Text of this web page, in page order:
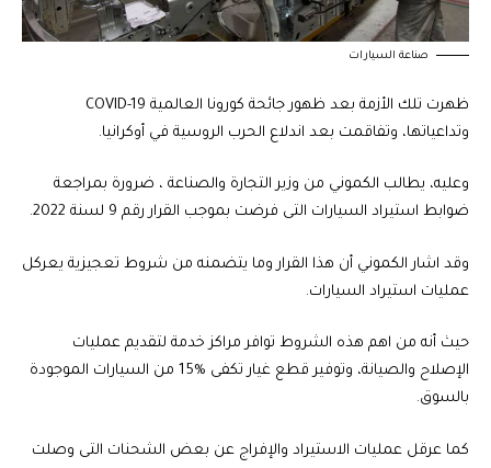
صناعة السيارات
ظهرت تلك الأزمة بعد ظهور جائحة كورونا العالمية COVID-19
وتداعياتها، وتفاقمت بعد اندلاع الحرب الروسية في أوكرانيا.
وعليه، يطالب الكموني من وزير التجارة والصناعة ، ضرورة بمراجعة
ضوابط استيراد السيارات التى فرضت بموجب القرار رقم 9 لسنة 2022.
وقد اشار الكموني أن هذا القرار وما يتضمنه من شروط تعجيزية يعركل
عمليات استيراد السيارات.
حيث أنه من اهم هذه الشروط توافر مراكز خدمة لتقديم عمليات
الإصلاح والصيانة، وتوفير قطع غيار تكفى %15 من السيارات الموجودة
بالسوق.
كما عرقل عمليات الاستيراد والإفراج عن بعض الشحنات التى وصلت